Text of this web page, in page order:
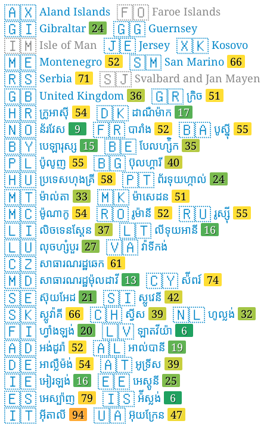
🇦🇽 Aland Islands 🇫🇴 Faroe Islands
🇬🇮 Gibraltar 24 🇬🇬 Guernsey
🇮🇲 Isle of Man 🇯🇪 Jersey 🇽🇰 Kosovo
🇲🇪 Montenegro 52 🇸🇲 San Marino 66
🇷🇸 Serbia 71 🇸🇯 Svalbard and Jan Mayen
🇬🇧 United Kingdom 36 🇬🇷 ក្រិច 51
🇭🇷 ក្រូអាស៊ី 54 🇩🇰 ដាណឺម៉ាក 17
🇳🇴 ន័រវែស 9 🇫🇷 បារាំង 52 🇧🇦 បូស្ន៉ី 55
🇧🇾 បេឡារុស្ស 15 🇧🇪 បែលហ្ស៉ិក 35
🇵🇱 ប៉ូលូញ 55 🇧🇬 ប៊ុលហ្គារី 40
🇭🇺 ប្រទេសហុងគ្រី 58 🇵🇹 ព័រទុយហ្កាល់ 24
🇲🇹 ម៉ាល់តា 33 🇲🇰 ម៉ាសេដន 51
🇲🇨 ម៉ូណាកូ 54 🇷🇴 រូម៉ានី 52 🇷🇺 រូស្ស៊ី 55
🇱🇮 លិចទេនស្តែន 37 🇱🇹 លីទុយអានី 16
🇱🇺 លុចហ្សំបួរ 27 🇻🇦 វ៉ាទីកង់
🇨🇿 សាធារណរដ្ឋឆេក 61
🇲🇩 សាធារណរដ្ឋម៉ុលដាវី 13 🇨🇾 ស៉ីពរ៍ 74
🇸🇪 ស៊ុយអែដ 21 🇸🇮 ស្លូវេនី 42
🇸🇰 ស្លូវ៉ាគី 66 🇨🇭 ស្វីស 39 🇳🇱 ហូល្លង់ 32
🇫🇮 ហ្វាំងឡង់ 20 🇱🇻 ឡាតវីយ៉ា 6
🇦🇩 អង់ដូរ៉ា 52 🇦🇱 អាល់បានី 19
🇩🇪 អាល្លឺម៉ង់ 54 🇦🇹 អូទ្រីស 39
🇮🇪 អៀរឡង់ 16 🇪🇪 អេស្តូនី 25
🇪🇸 អេស្ប៉ាញ 79 🇮🇸 អ៉ីស្លង់ 6
🇮🇹 អ៊ីតាលី 94 🇺🇦 អ៊ុយក្រែន 47